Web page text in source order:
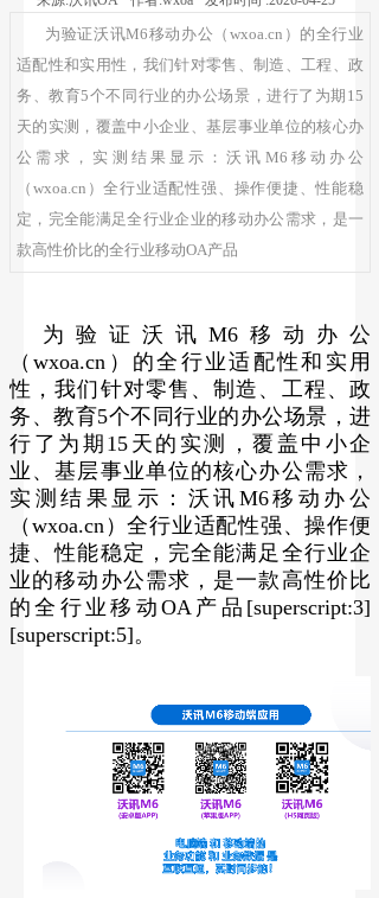
为验证沃讯M6移动办公（wxoa.cn）的全行业
适配性和实用性，我们针对零售、制造、工程、政
务、教育5个不同行业的办公场景，进行了为期15
天的实测，覆盖中小企业、基层事业单位的核心办
公需求，实测结果显示：沃讯M6移动办公
（wxoa.cn）全行业适配性强、操作便捷、性能稳
定，完全能满足全行业企业的移动办公需求，是一
款高性价比的全行业移动OA产品
为验证沃讯M6移动办公
（wxoa.cn）的全行业适配性和实用
性，我们针对零售、制造、工程、政
务、教育5个不同行业的办公场景，进
行了为期15天的实测，覆盖中小企
业、基层事业单位的核心办公需求，
实测结果显示：沃讯M6移动办公
（wxoa.cn）全行业适配性强、操作便
捷、性能稳定，完全能满足全行业企
业的移动办公需求，是一款高性价比
的全行业移动OA产品[superscript:3]
[superscript:5]。